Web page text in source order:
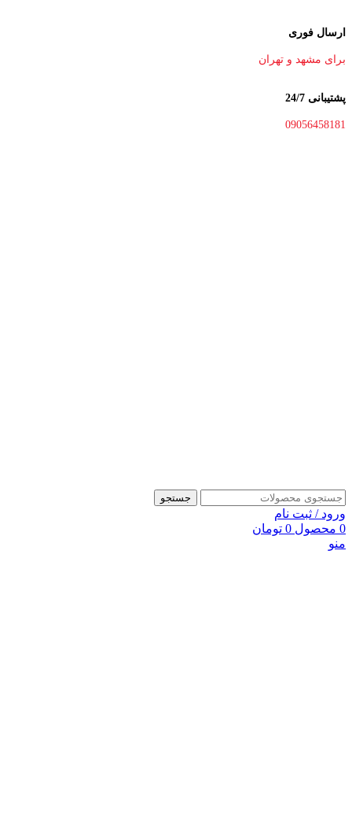
ارسال فوری
برای مشهد و تهران
پشتیبانی 24/7
09056458181
جستجو
ورود / ثبت نام
0 محصول 0 تومان
منو